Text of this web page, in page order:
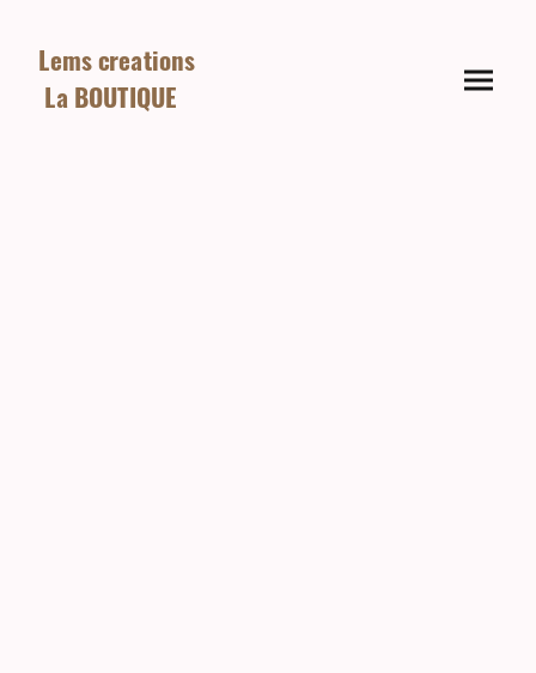
Lems creations
La BOUTIQUE